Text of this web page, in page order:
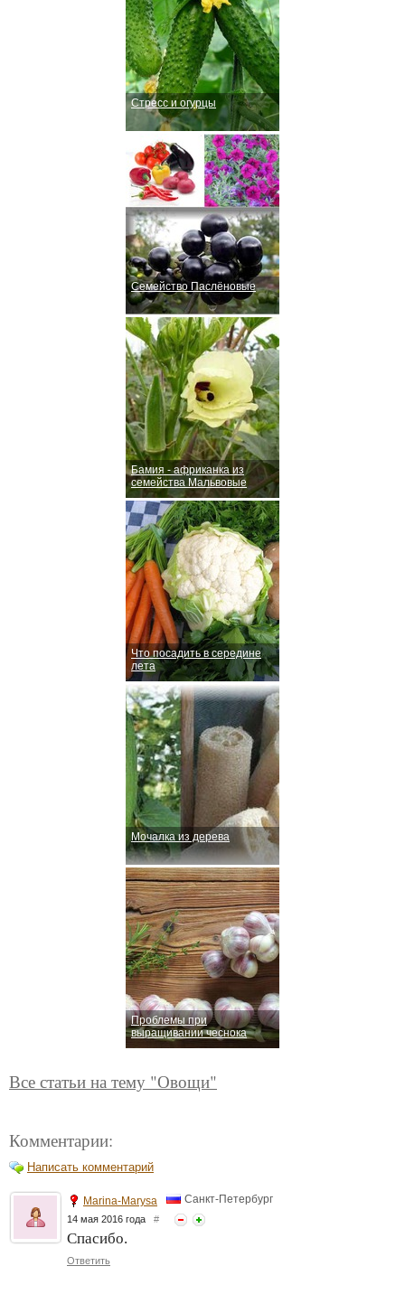
Стресс и огурцы
Семейство Паслёновые
Бамия - африканка из
семейства Мальвовые
Что посадить в середине
лета
Мочалка из дерева
Проблемы при
выращивании чеснока
Все статьи на тему "Овощи"
Комментарии:
Написать комментарий
Marina-Marysa Санкт-Петербург
14 мая 2016 года #
Спасибо.
Ответить